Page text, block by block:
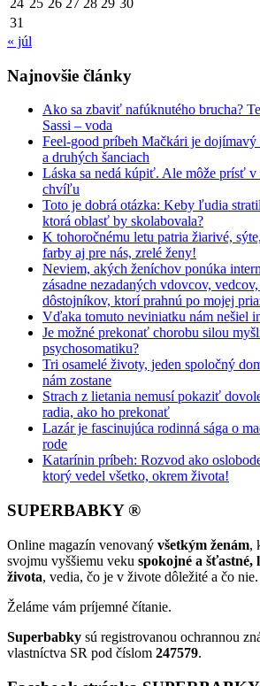
24 25 26 27 28 29 30
31
« júl
Najnovšie články
Ako sa zbaviť nafúknutého brucha?
Sassi – voda
Feel-good príbeh Mačkári je dojímavý
a druhých šanciach
Láska sa nedá kúpiť. Ale môže prísť
chvíľu
Toto je dobrá otázka: Keby ľudia
ktorá oblasť by skolabovala?
K tohoročnému letu patria žiarivé,
farby aj pre nás, zrelé ženy!
Neviem, akých ženíchov ponúka
zásadne nezadaných vdovcov,
dôstojníkov, ktorí prahnú po mojej
Vďaka tomuto neviniatku nám nešiel
Je možné prekonať chorobu silou
psychosomatiku?
Tri osamelé životy, jeden spoločný
nám zostane
Strach z lietania nemusí pokaziť
radia, ako ho prekonať
Lazár je fascinujúca rodinná sága o
rode
Katarínin príbeh: Rozvod ako
ktorý vedel všetko, okrem života!
SUPERBABKY ®
Online magazín venovaný všetkým ženám,
svojmu vyššiemu veku spokojné a šťastné,
života, vedia, čo je v živote dôležité a čo nie.
Želáme vám príjemné čítanie.
Superbabky sú registrovanou ochrannou
vlastníctva SR pod číslom 247579.